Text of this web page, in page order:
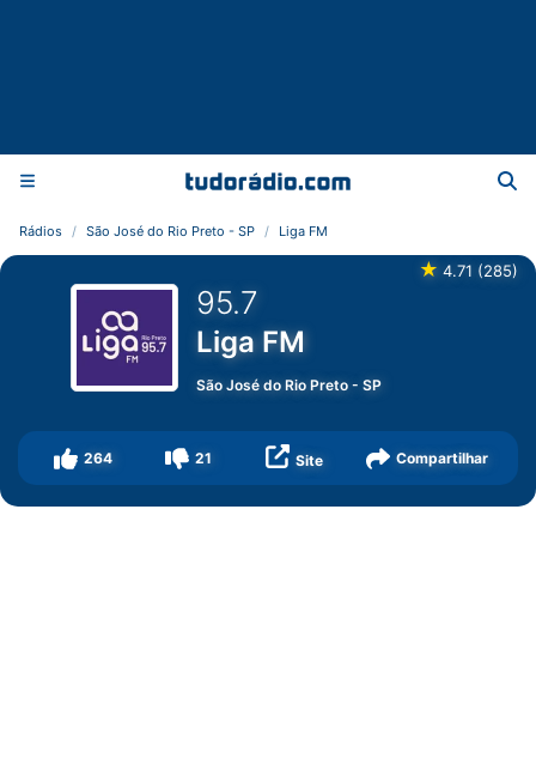
Rádios São José do Rio Preto - SP Liga FM
★ 4.71 (285)
95.7
Liga FM
São José do Rio Preto -SP
264 21 Site Compartilhar